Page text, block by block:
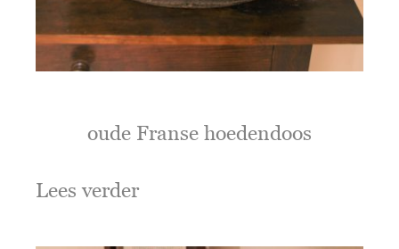
oude Franse hoedendoos
Lees verder